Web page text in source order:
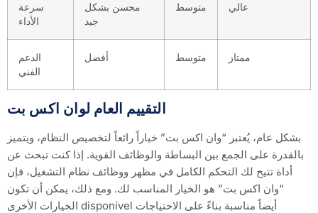
سرعة
الأداء
محسن بشكل
جيد
متوسط عالي
الدعم
الفني
أفضل متوسط ممتاز
التقييم العام لوان اكس بت
بشكل عام، يُعتبر “وان اكس بت” خياراً رائعاً لتخصيص النظام، ويتميز
بالقدرة على الجمع بين البساطة والوظائف القوية. إذا كنت تبحث عن
أداة تتيح لك التحكم الكامل في مظهر ووظائف نظام التشغيل، فإن
“وان اكس بت” هو الخيار المناسب لك. ومع ذلك، يمكن أن تكون
الخيارات الأخرى disponível أيضاً مناسبة بناءً على الاحتياجات